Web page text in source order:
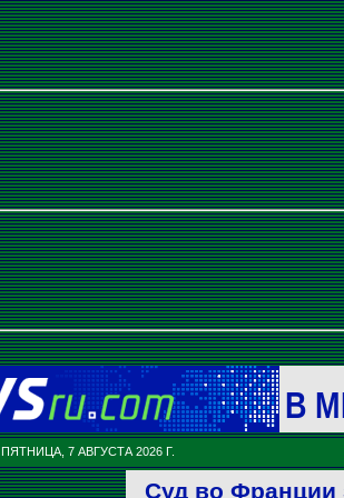
В
ПЯТНИЦА, 7 АВГУСТА 2026 Г.
Суд во Франции